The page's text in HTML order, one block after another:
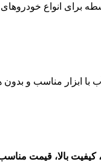
برای انواع
با ابزار مناسب و بدون
بالا، قیمت